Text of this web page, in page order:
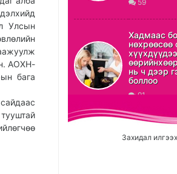
Улсын
АОХН-
бага
ХЗДХ-ын
Авлигаар
хурааж,
сайхны
бөгөөд
бүхий байгууллагаас
өчигдѳр
Шатахууныг
газраас нь
тарифаас
анхаарч
59
Хадмаас
нөхрөөсөө
нь ч дээр
боллоо
91
Захидал